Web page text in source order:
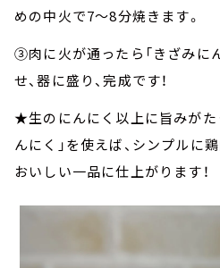
めの中火で7～8分焼きます。
③肉に火が通ったら「きざみに
せ、器に盛り、完成です！
★生のにんにく以上に旨みがた
んにく」を使えば、シンプルに
おいしい一品に仕上がります！